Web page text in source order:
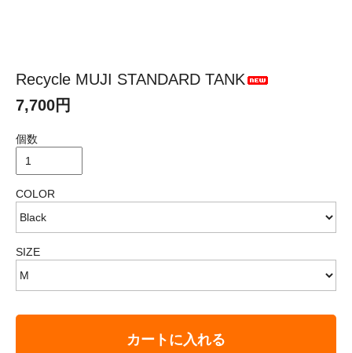
Recycle MUJI STANDARD TANK
7,700円
個数
COLOR
SIZE
カートに入れる